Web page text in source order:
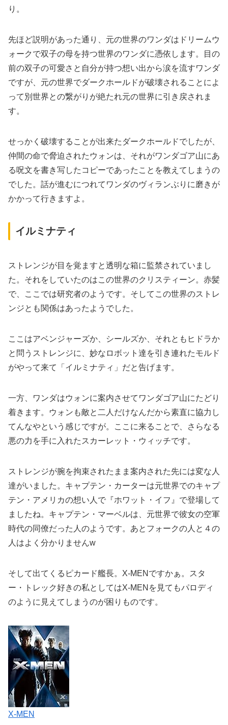
り。
先ほど説明があった通り、元の世界のワンダはドリームウ
ォークで双子の母を持つ世界のワンダに憑依します。目の
前の双子の可愛さと自分が持つ想い出から涙を流すワンダ
ですが、元の世界でダークホールドが破壊されることによ
って別世界との繋がりが絶たれ元の世界に引き戻されま
す。
せっかく破壊することが出来たダークホールドでしたが、
仲間の命で脅迫されたウォンは、それがワンダゴア山にあ
る呪文を書き写したコピーであったことを教えてしまうの
でした。話が進むにつれてワンダのヴィランぶりに磨きが
かかって行きますよ。
イルミナティ
ストレンジが目を覚ますと透明な箱に監禁されていまし
た。それをしていたのはこの世界のクリスティーン。赤髪
で、ここでは研究者のようです。そしてこの世界のストレ
ンジとも関係はあったようでした。
ここはアベンジャーズか、シールズか、それともヒドラか
と問うストレンジに、妙なロボット達を引き連れたモルド
がやって来て「イルミナティ」だと告げます。
一方、ワンダはウォンに案内させてワンダゴア山にたどり
着きます。ウォンも敵と二人だけなんだから素直に協力し
てんなやという感じですが。ここに来ることで、さらなる
悪の力を手に入れたスカーレット・ウィッチです。
ストレンジが腕を拘束されたまま案内された先には変な人
達がいました。キャプテン・カーターは元世界でのキャプ
テン・アメリカの想い人で『ホワット・イフ』で登場して
ましたね。キャプテン・マーベルは、元世界で彼女の空軍
時代の同僚だった人のようです。あとフォークの人と４の
人はよく分かりませんw
そして出てくるピカード艦長。X-MENですかぁ。スタ
ー・トレック好きの私としてはX-MENを見てもパロディ
のように見えてしまうのが困りものです。
X-MEN